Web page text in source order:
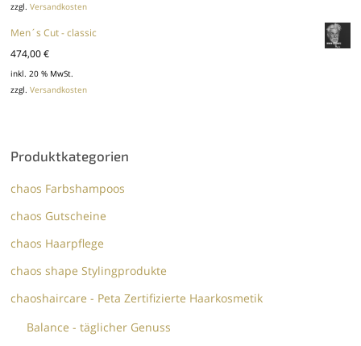
zzgl.Versandkosten
Men´s Cut - classic
474,00€
inkl. 20 % MwSt.
zzgl.Versandkosten
Produktkategorien
chaos Farbshampoos
chaos Gutscheine
chaos Haarpflege
chaos shape Stylingprodukte
chaoshaircare - Peta Zertifizierte Haarkosmetik
Balance - täglicher Genuss